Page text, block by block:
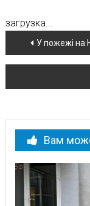
загрузка...
Навігація
по
новині
У пожежі на
Вам